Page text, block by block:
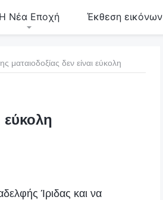
Η Νέα Εποχή Έκθεση εικόνων
ματαιοδοξίας δεν είναι εύκολη
εύκολη
Ίριδας και να